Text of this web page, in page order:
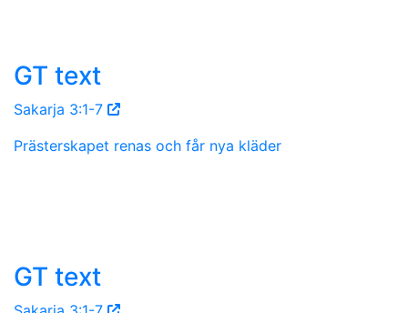
GT text
Sakarja 3:1-7
Prästerskapet renas och får nya kläder
GT text